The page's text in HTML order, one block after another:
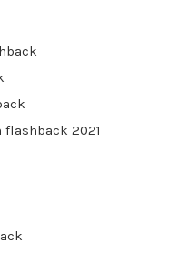
2021